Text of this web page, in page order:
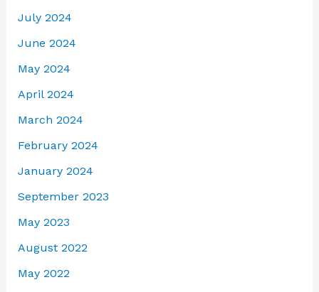
July 2024
June 2024
May 2024
April 2024
March 2024
February 2024
January 2024
September 2023
May 2023
August 2022
May 2022